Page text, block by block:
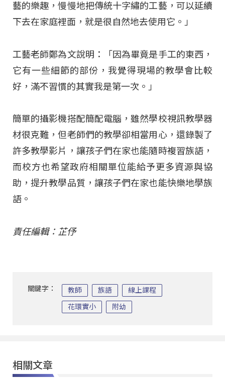
藝的樂趣，慢慢地把傳統十字繡的工藝，可以延續
下去在家庭裡面，就是很自然地去使用它。」
工藝老師鄭為文說明：「因為畢竟是手工的東西，
它有一些細節的部份，我覺得現場的教學會比較
好，滿不習慣的其實我是第一次。」
簡單的攝影機搭配簡配電腦，雖然學校視訊教學器
材很克難，但老師們的教學卻相當用心，還錄製了
許多教學影片，讓孩子們在家也能隨時複習族語，
而校方也希望政府相關單位能給予更多資源與協
助，提升教學品質，讓孩子們在家也能快樂地學族
語。
責任編輯：芷伃
關鍵字： 教師 族語 線上課程
花環實小 附幼
相關文章